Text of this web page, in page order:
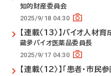
知的財産委員会
2025/9/18 04:30
【連載〈13〉】バイオ人材
藏夛バイオ医薬品委員長
2025/9/17 04:30
【連載〈12〉】「患者・市